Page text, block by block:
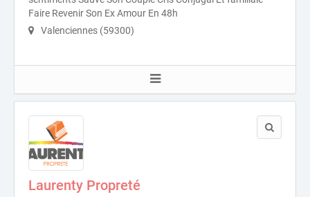
Faire Revenir Son Ex Amour En 48h
Valenciennes (59300)
Laurenty Propreté